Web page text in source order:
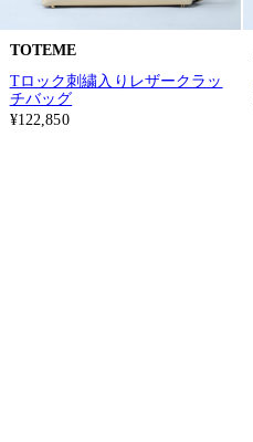
TOTEME
Tロック刺繍入りレザークラッ
チバッグ
¥122,850